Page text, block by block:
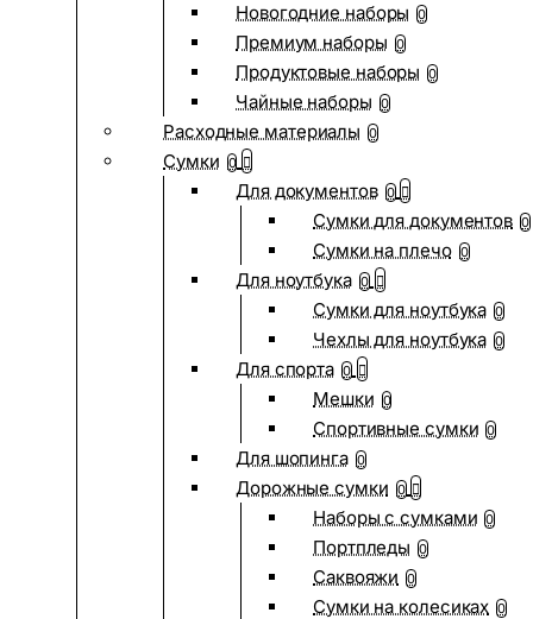
Новогодние наборы 0
Премиум наборы 0
Продуктовые наборы 0
Чайные наборы 0
Расходные материалы 0
Сумки 0
Для документов 0
Сумки для документов 0
Сумки на плечо 0
Для ноутбука 0
Сумки для ноутбука 0
Чехлы для ноутбука 0
Для спорта 0
Мешки 0
Спортивные сумки 0
Для шопинга 0
Дорожные сумки 0
Наборы с сумками 0
Портпледы 0
Саквояжи 0
Сумки на колесиках 0